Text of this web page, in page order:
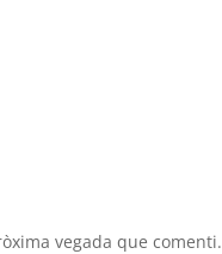
vegada que comenti.